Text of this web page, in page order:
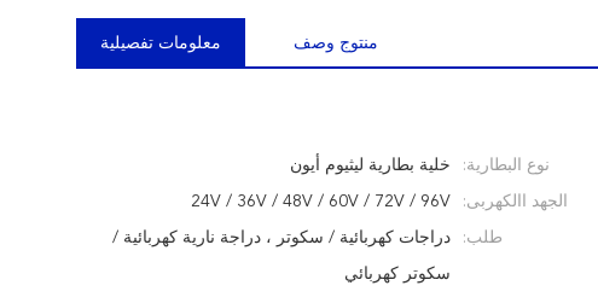
معلومات تفصيلية منتوج وصف
نوع البطارية: خلية بطارية ليثيوم أيون
الجهد االكهربى: 24V / 36V / 48V / 60V / 72V / 96V
طلب: دراجات كهربائية / سكوتر ، دراجة نارية كهربائية /
سكوتر كهربائي